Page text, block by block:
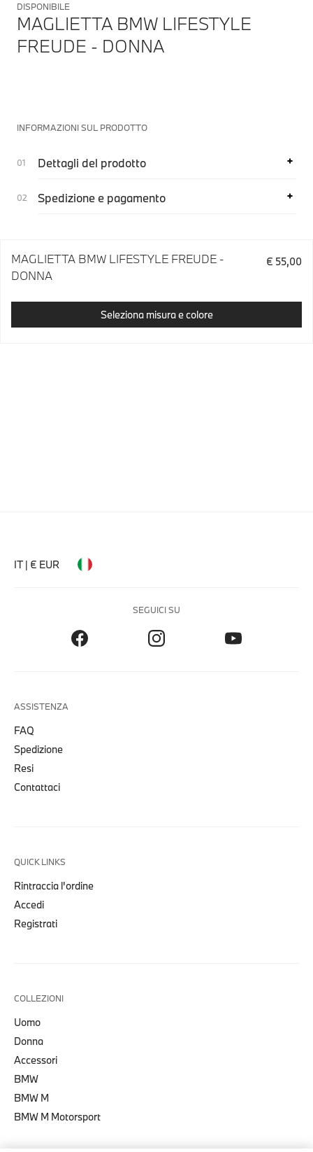
DISPONIBILE
MAGLIETTA BMW LIFESTYLE
FREUDE - DONNA
INFORMAZIONI SUL PRODOTTO
Dettagli del prodotto
Spedizione e pagamento
MAGLIETTA BMW LIFESTYLE FREUDE -
DONNA
€ 55,00
Seleziona misura e colore
IT | € EUR
SEGUICI SU
ASSISTENZA
FAQ
Spedizione
Resi
Contattaci
QUICK LINKS
Rintraccia l'ordine
Accedi
Registrati
COLLEZIONI
Uomo
Donna
Accessori
BMW
BMW M
BMW M Motorsport